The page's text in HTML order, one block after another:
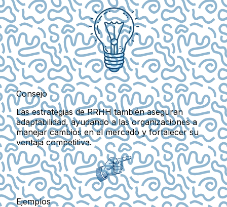
Consejo
Las estrategias de RRHH también aseguran
adaptabilidad, ayudando a las organizaciones a
manejar cambios en el mercado y fortalecer su
ventaja competitiva.
Ejemplos